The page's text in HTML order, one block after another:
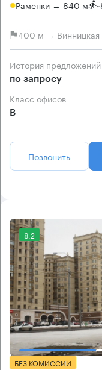
Раменки → 840 м ~
400 м → Винницкая
История предложений
по запросу
Класс офисов
B
Позвонить
8.2
БЕЗ КОМИССИИ